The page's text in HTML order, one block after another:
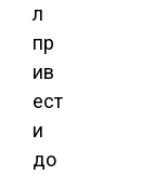
л
пр
ив
ест
и
до